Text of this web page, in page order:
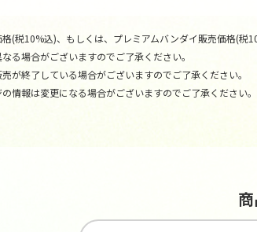
(税10%込)、もしくは、プレミアムバンダイ販売価格(税
る場合がございますのでご了承ください。
が終了している場合がございますのでご了承ください。
情報は変更になる場合がございますのでご了承ください。